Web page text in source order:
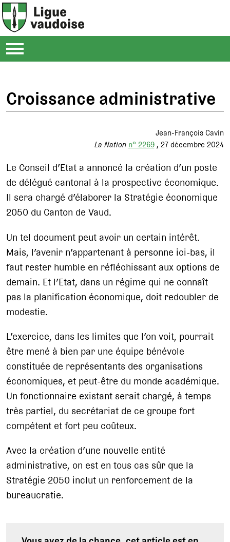
Croissance administrative
Jean-François Cavin
La Nation n° 2269 27 décembre 2024
Le Conseil d’Etat a annoncé la création d’un poste
de délégué cantonal à la prospective économique.
Il sera chargé d’élaborer la Stratégie économique
2050 du Canton de Vaud.
Un tel document peut avoir un certain intérêt.
Mais, l’avenir n’appartenant à personne ici-bas, il
faut rester humble en réfléchissant aux options de
demain. Et l’Etat, dans un régime qui ne connaît
pas la planification économique, doit redoubler de
modestie.
L’exercice, dans les limites que l’on voit, pourrait
être mené à bien par une équipe bénévole
constituée de représentants des organisations
économiques, et peut-être du monde académique.
Un fonctionnaire existant serait chargé, à temps
très partiel, du secrétariat de ce groupe fort
compétent et fort peu coûteux.
Avec la création d’une nouvelle entité
administrative, on est en tous cas sûr que la
Stratégie 2050 inclut un renforcement de la
bureaucratie.